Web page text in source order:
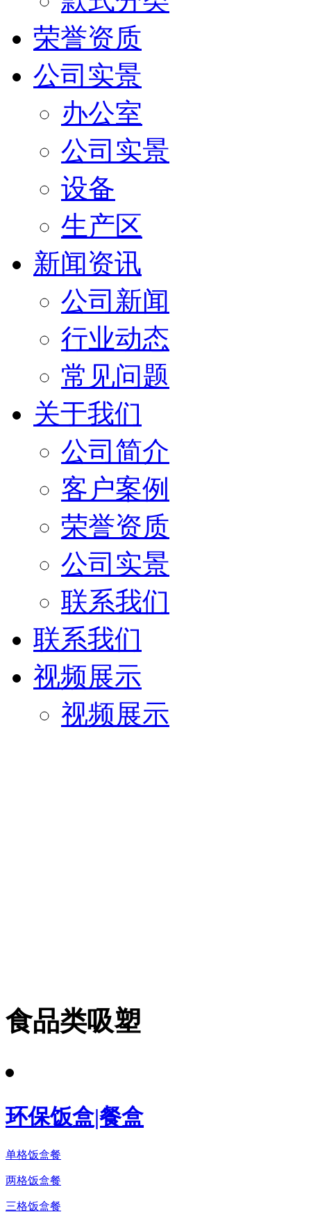
荣誉资质
公司实景
办公室
公司实景
设备
生产区
新闻资讯
公司新闻
行业动态
常见问题
关于我们
公司简介
客户案例
荣誉资质
公司实景
联系我们
联系我们
视频展示
视频展示
食品类吸塑
环保饭盒|餐盒
单格饭盒餐
两格饭盒餐
三格饭盒餐